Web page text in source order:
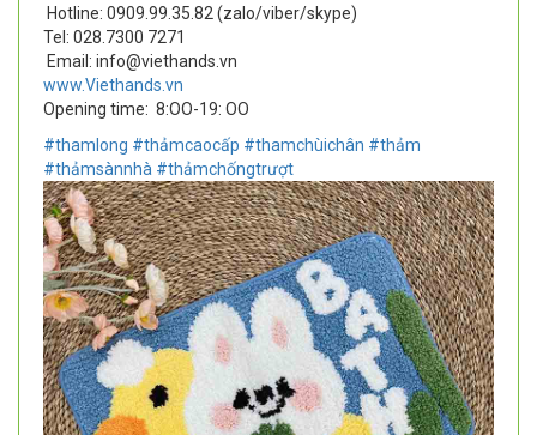
Hotline: 0909.99.35.82 (zalo/viber/skype)
Tel: 028.7300 7271
Email: info@viethands.vn
www.Viethands.vn
Opening time: 8:OO-19: OO
#thamlong #thảmcaocấp #thamchùichân #thảm
#thảmsànnhà #thảmchốngtrượt